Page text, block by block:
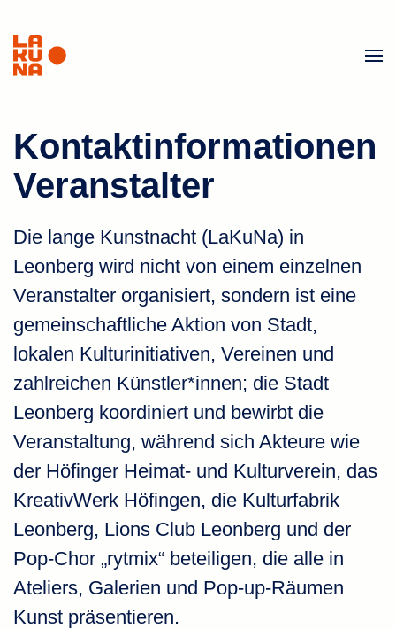
Kontaktinformationen
Veranstalter
Die lange Kunstnacht (LaKuNa) in
Leonberg wird nicht von einem einzelnen
Veranstalter organisiert, sondern ist eine
gemeinschaftliche Aktion von Stadt,
lokalen Kulturinitiativen, Vereinen und
zahlreichen Künstler*innen; die Stadt
Leonberg koordiniert und bewirbt die
Veranstaltung, während sich Akteure wie
der Höfinger Heimat- und Kulturverein, das
KreativWerk Höfingen, die Kulturfabrik
Leonberg, Lions Club Leonberg und der
Pop-Chor „rytmix“ beteiligen, die alle in
Ateliers, Galerien und Pop-up-Räumen
Kunst präsentieren.